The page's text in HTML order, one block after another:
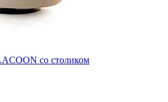
со столиком